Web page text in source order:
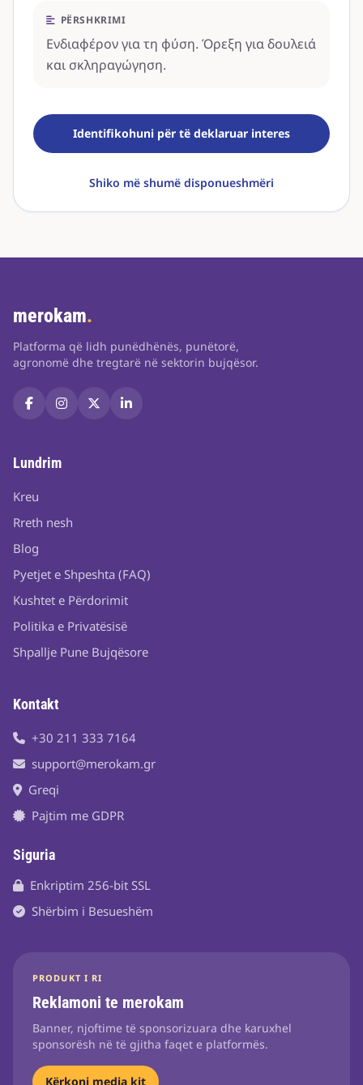
PËRSHKRIMI
Ενδιαφέρον για τη φύση. Όρεξη για δουλειά
και σκληραγώγηση.
Identifikohuni për të deklaruar interes
Shiko më shumë disponueshmëri
merokam.
Platforma që lidh punëdhënës, punëtorë,
agronomë dhe tregtarë në sektorin bujqësor.
Lundrim
Kreu
Rreth nesh
Blog
Pyetjet e Shpeshta (FAQ)
Kushtet e Përdorimit
Politika e Privatësisë
Shpallje Pune Bujqësore
Kontakt
+30 211 333 7164
support@merokam.gr
Greqi
Pajtim me GDPR
Siguria
Enkriptim 256-bit SSL
Shërbim i Besueshëm
PRODUKT I RI
Reklamoni te merokam
Banner, njoftime të sponsorizuara dhe karuxhel
sponsorësh në të gjitha faqet e platformës.
Kërkoni media kit